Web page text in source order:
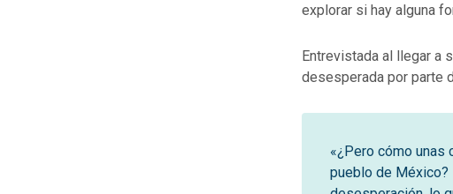
explorar si hay alguna
Entrevistada al llegar a
desesperada por parte
«¿Pero cómo unas
pueblo de México?